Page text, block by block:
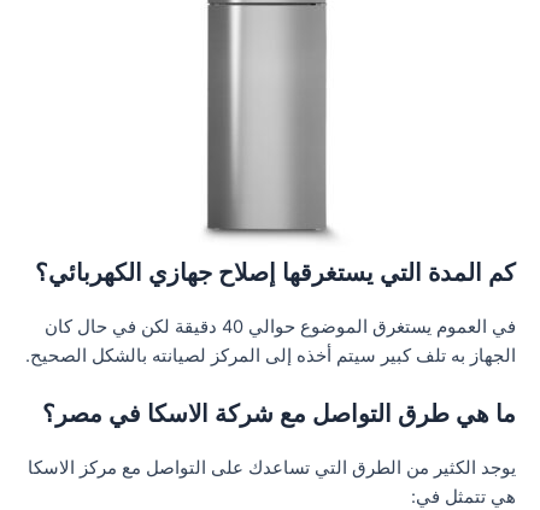
كم المدة التي يستغرقها إصلاح جهازي الكهربائي؟
في العموم يستغرق الموضوع حوالي 40 دقيقة لكن في حال كان
الجهاز به تلف كبير سيتم أخذه إلى المركز لصيانته بالشكل الصحيح.
ما هي طرق التواصل مع شركة الاسكا في مصر؟
يوجد الكثير من الطرق التي تساعدك على التواصل مع مركز الاسكا
هي تتمثل في: